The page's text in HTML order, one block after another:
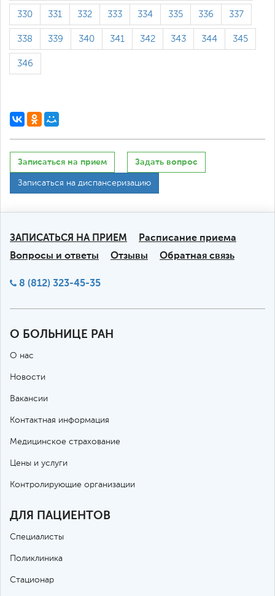
330 331 332 333 334 335 336 337
338 339 340 341 342 343 344 345
346
Записаться на прием Задать вопрос
Записаться на диспансеризацию
ЗАПИСАТЬСЯ НА ПРИЕМ
Расписание приема
Вопросы и ответы
Отзывы Обратная связь
8 (812) 323-45-35
О БОЛЬНИЦЕ РАН
О нас
Новости
Вакансии
Контактная информация
Медицинское страхование
Цены и услуги
Контролирующие организации
ДЛЯ ПАЦИЕНТОВ
Специалисты
Поликлиника
Стационар